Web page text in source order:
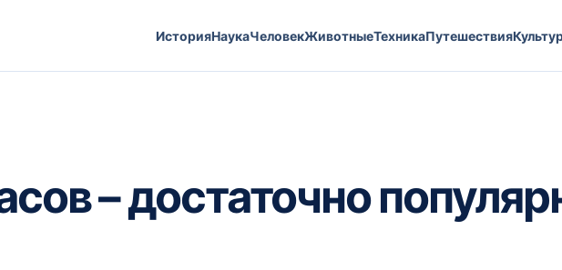
ИсторияНаукаЧеловекЖивотныеТехникаПутешествия
– достаточно